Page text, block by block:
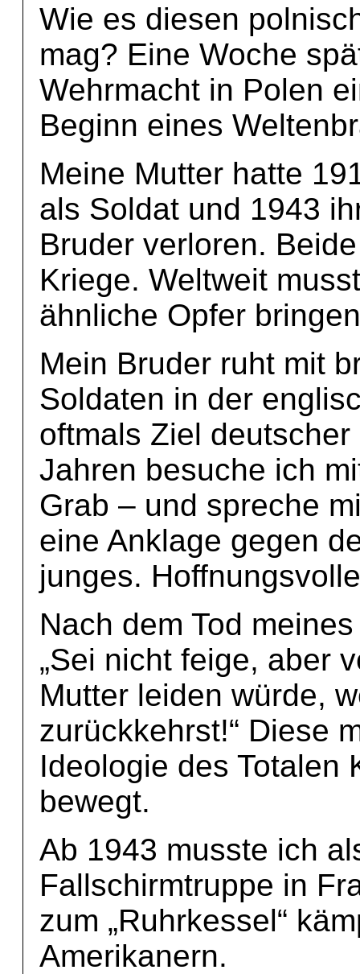
Wie es diesen
mag? Eine Woche
Wehrmacht in Polen
Beginn eines
Meine Mutter hatte
als Soldat und 1943
Bruder verloren.
Kriege. Weltweit
ähnliche Opfer
Mein Bruder ruht mit
Soldaten in der
oftmals Ziel
Jahren besuche ich
Grab – und spreche
eine Anklage gegen
junges.
Nach dem Tod
„Sei nicht feige, aber
Mutter leiden würde,
zurückkehrst!“ Diese
Ideologie des Totalen
bewegt.
Ab 1943 musste ich
Fallschirmtruppe in
zum „Ruhrkessel“
Amerikanern.